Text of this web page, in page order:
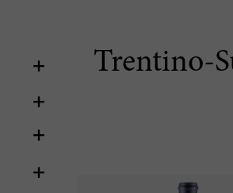
Trentino-